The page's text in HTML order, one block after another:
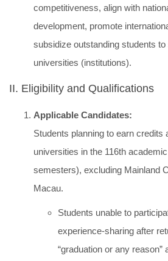
competitiveness, align with
development, promote
subsidize outstanding students
universities (institutions).
II. Eligibility and Qualifications
Applicable Candidates:
Students planning to earn credits
universities in the 116th
semesters), excluding Mainland
Macau.
Students unable to
experience-sharing after
“graduation or any